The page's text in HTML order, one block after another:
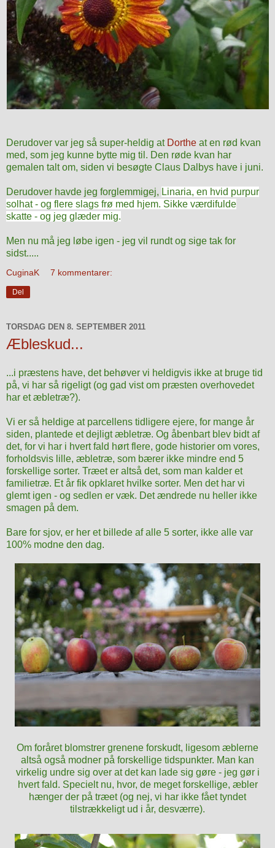
Derudover var jeg så super-heldig at Dorthe at en rød kvan
med, som jeg kunne bytte mig til. Den røde kvan har
gemalen talt om, siden vi besøgte Claus Dalbys have i juni.
Derudover havde jeg forglemmigej, Linaria, en hvid purpur
solhat - og flere slags frø med hjem. Sikke værdifulde
skatte - og jeg glæder mig.
Men nu må jeg løbe igen - jeg vil rundt og sige tak for
sidst.....
CuginaK 7 kommentarer:
Del
TORSDAG DEN 8. SEPTEMBER 2011
Æbleskud...
...i præstens have, det behøver vi heldigvis ikke at bruge tid
på, vi har så rigeligt (og gad vist om præsten overhovedet
har et æbletræ?).
Vi er så heldige at parcellens tidligere ejere, for mange år
siden, plantede et dejligt æbletræ. Og åbenbart blev bidt af
det, for vi har i hvert fald hørt flere, gode historier om vores,
forholdsvis lille, æbletræ, som bærer ikke mindre end 5
forskellige sorter. Træet er altså det, som man kalder et
familietræ. Et år fik opklaret hvilke sorter. Men det har vi
glemt igen - og sedlen er væk. Det ændrede nu heller ikke
smagen på dem.
Bare for sjov, er her et billede af alle 5 sorter, ikke alle var
100% modne den dag.
Om foråret blomstrer grenene forskudt, ligesom æblerne
altså også modner på forskellige tidspunkter. Man kan
virkelig undre sig over at det kan lade sig gøre - jeg gør i
hvert fald. Specielt nu, hvor, de meget forskellige, æbler
hænger der på træet (og nej, vi har ikke fået tyndet
tilstrækkeligt ud i år, desværre).